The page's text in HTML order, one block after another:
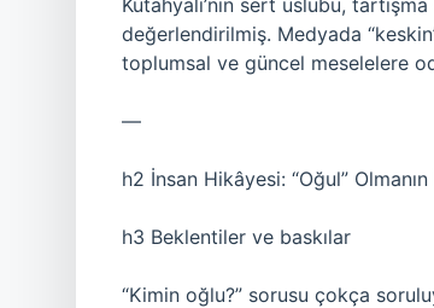
Kütahyalı’nın sert üslubu,
değerlendirilmiş. Medyada
toplumsal ve güncel meselelere
—
h2 İnsan Hikâyesi: “Oğul”
h3 Beklentiler ve baskılar
“Kimin oğlu?” sorusu çokça